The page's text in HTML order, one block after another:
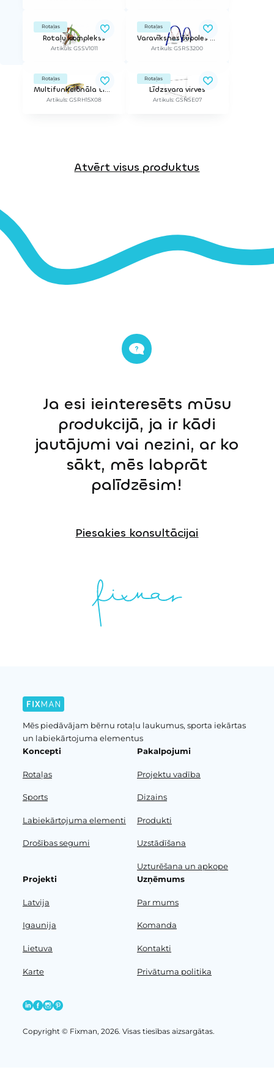
Rotaļas
Rotaļu komplekss
Artikuls: GSSV1011
Rotaļas
Varavīksnes šūpoles (divvietīgas)
Artikuls: GSRS3200
Rotaļas
Multifunkcionāla tīklu sistēma
Artikuls: GSRH15X08
Rotaļas
Līdzsvara virves
Artikuls: GSNSE07
Atvērt visus produktus
Ja esi ieinteresēts mūsu
produkcijā, ja ir kādi
jautājumi vai nezini, ar ko
sākt, mēs labprāt
palīdzēsim!
Piesakies konsultācijai
Mēs piedāvājam bērnu rotaļu laukumus, sporta iekārtas
un labiekārtojuma elementus
Koncepti
Rotaļas
Sports
Labiekārtojuma elementi
Drošības segumi
Pakalpojumi
Projektu vadība
Dizains
Produkti
Uzstādīšana
Uzturēšana un apkope
Projekti
Latvija
Igaunija
Lietuva
Karte
Uzņēmums
Par mums
Komanda
Kontakti
Privātuma politika
Copyright © Fixman, 2026. Visas tiesības aizsargātas.